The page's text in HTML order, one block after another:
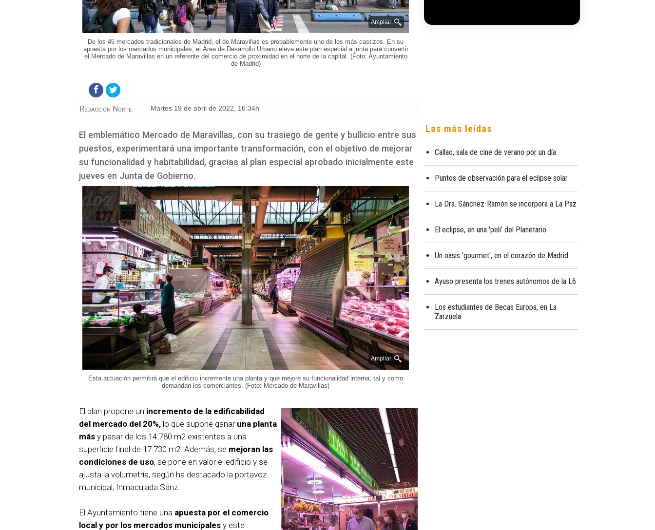
Ampliar
De los 45 mercados tradicionales de Madrid, el de Maravillas es probablemente uno de los más castizos. En su
apuesta por los mercados municipales, el Área de Desarrollo Urbano eleva este plan especial a junta para convertir
el Mercado de Maravillas en un referente del comercio de proximidad en el norte de la capital. (Foto: Ayuntamiento
de Madrid)
martes 19 de abril de 2022, 16:34h
Redacción Norte
El emblemático Mercado de Maravillas, con su trasiego de gente y bullicio entre sus
puestos, experimentará una importante transformación, con el objetivo de mejorar
su funcionalidad y habitabilidad, gracias al plan especial aprobado inicialmente este
jueves en Junta de Gobierno.
Ampliar
Esta actuación permitirá que el edificio incremente una planta y que mejore su funcionalidad interna, tal y como
demandan los comerciantes. (Foto: Mercado de Maravillas)
El plan propone un incremento de la edificabilidad
del mercado del 20%, lo que supone ganar una planta
más y pasar de los 14.780 m2 existentes a una
superficie final de 17.730 m2. Además, se mejoran las
condiciones de uso, se pone en valor el edificio y se
ajusta la volumetría, según ha destacado la portavoz
municipal, Inmaculada Sanz.
El Ayuntamiento tiene una apuesta por el comercio
local y por los mercados municipales y este
Las más leídas
Callao, sala de cine de verano por un día
Puntos de observación para el eclipse solar
La Dra. Sánchez-Ramón se incorpora a La Paz
El eclipse, en una 'peli' del Planetario
Un oasis 'gourmet', en el corazón de Madrid
Ayuso presenta los trenes autónomos de la L6
Los estudiantes de Becas Europa, en La
Zarzuela